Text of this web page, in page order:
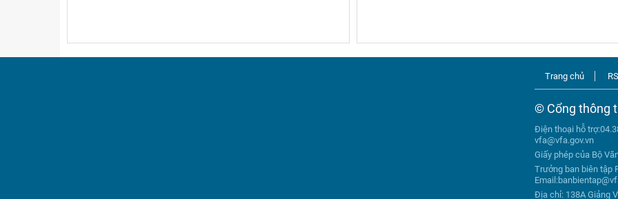
Trang chủ
© Cổng thông
Điện thoại hỗ
vfa@vfa.gov.vn
Giấy phép của Bộ
Trưởng ban biên tập
Địa chỉ: 138A Giảng